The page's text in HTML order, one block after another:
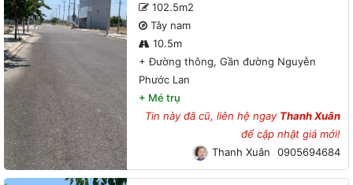
102.5m2
Tây nam
10.5m
+Đường thông, Gần đường Nguyễn
Phước Lan
+ Mé trụ
Tin này đã cũ, liên hệ ngay Thanh Xuân
để cập nhật giá mới!
Thanh Xuân
0905694684